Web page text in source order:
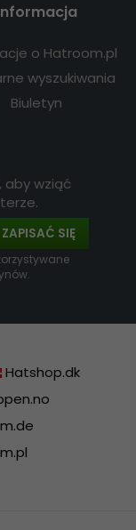
o Hatroom.pl
wyszukiwania
Biuletyn
aby wziąć
ZAPISAĆ SIĘ
Hatshop.dk